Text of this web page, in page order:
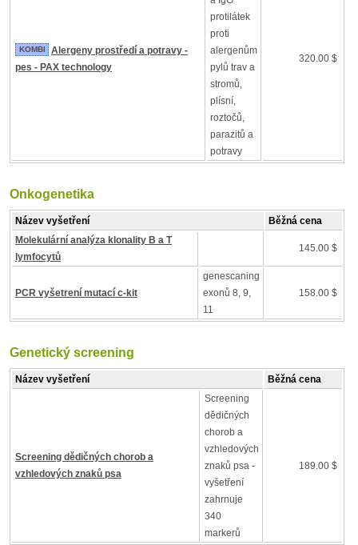
KOMBI
Alergeny prostředí a potravy -
pes - PAX technology
protilátek
proti
alergenům
pylů trav a
stromů,
plísní,
roztočů,
parazitů a
potravy
320.00 $
Onkogenetika
Název vyšetření
Běžná cena
Molekulární analýza klonality B a T
lymfocytů
145.00 $
PCR vyšetrení mutací c-kit
genescaning
exonů 8, 9,
11
158.00 $
Genetický screening
Název vyšetření Běžná cena
Screening dědičných chorob a
vzhledových znaků psa
Screening
dědičných
chorob a
vzhledových
znaků psa -
vyšetření
zahrnuje
340
markerů
189.00 $